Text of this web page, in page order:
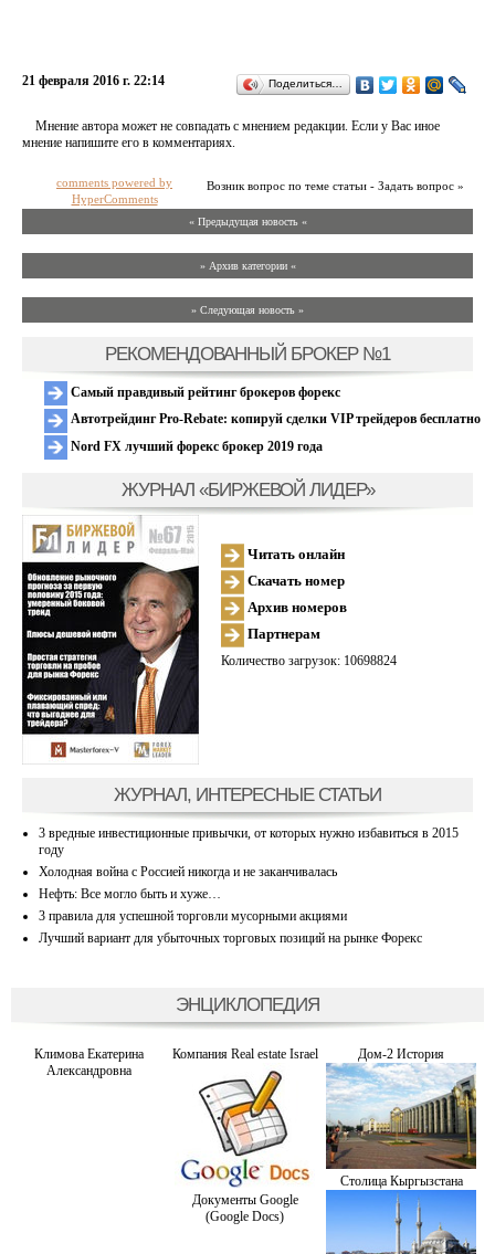
21 февраля 2016 г. 22:14 Поделиться…
Мнение автора может не совпадать с мнением редакции. Если у Вас иное
мнение напишите его в комментариях.
Возник вопрос по теме статьи - Задать вопрос »
comments powered by
HyperComments
« Предыдущая новость «
» Архив категории «
» Следующая новость »
РЕКОМЕНДОВАННЫЙ БРОКЕР №1
Самый правдивый рейтинг брокеров форекс
Автотрейдинг Pro-Rebate: копируй сделки VIP трейдеров бесплатно
Nord FX лучший форекс брокер 2019 года
ЖУРНАЛ «БИРЖЕВОЙ ЛИДЕР»
Читать онлайн
Скачать номер
Архив номеров
Партнерам
Количество загрузок: 10698824
ЖУРНАЛ, ИНТЕРЕСНЫЕ СТАТЬИ
3 вредные инвестиционные привычки, от которых нужно избавиться в 2015
году
Холодная война с Россией никогда и не заканчивалась
Нефть: Все могло быть и хуже…
3 правила для успешной торговли мусорными акциями
Лучший вариант для убыточных торговых позиций на рынке Форекс
ЭНЦИКЛОПЕДИЯ
Климова Екатерина
Александровна
Компания Real estate Israel Дом-2 История
Документы Google
(Google Docs)
Столица Кыргызстана